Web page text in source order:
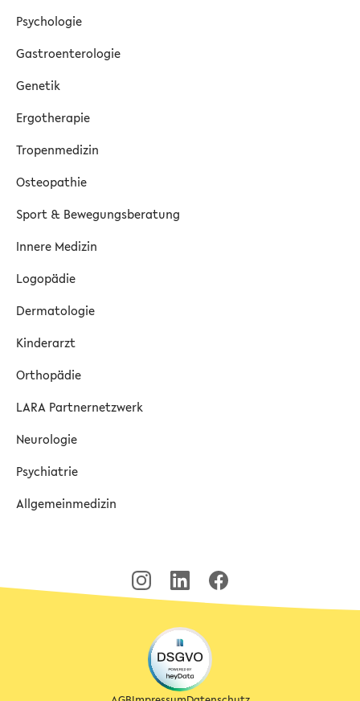
Psychologie
Gastroenterologie
Genetik
Ergotherapie
Tropenmedizin
Osteopathie
Sport & Bewegungsberatung
Innere Medizin
Logopädie
Dermatologie
Kinderarzt
Orthopädie
LARA Partnernetzwerk
Neurologie
Psychiatrie
Allgemeinmedizin